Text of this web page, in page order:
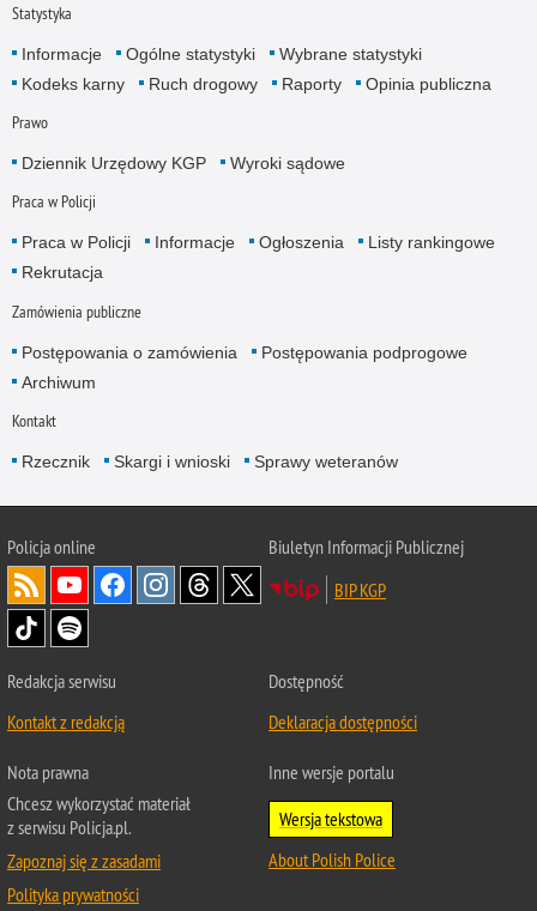
Statystyka
Informacje Ogólne statystyki
Wybrane statystyki
Kodeks karny
Ruch drogowy Raporty Opinia publiczna
Prawo
Dziennik Urzędowy KGP Wyroki sądowe
Praca w Policji
Praca w Policji Informacje Ogłoszenia
Listy rankingowe
Rekrutacja
Zamówienia publiczne
Postępowania o zamówienia
Postępowania podprogowe
Archiwum
Kontakt
Rzecznik Skargi i wnioski Sprawy weteranów
Policjaonline
Biuletyn Informacji Publicznej
BIP KGP
Redakcja serwisu
Kontakt z redakcją
Dostępność
Deklaracja dostępności
Nota prawna
Chcesz wykorzystać materiał
z serwisu Policja.pl.
Zapoznaj się z zasadami
Polityka prywatności
Inne wersje portalu
Wersja tekstowa
About Polish Police